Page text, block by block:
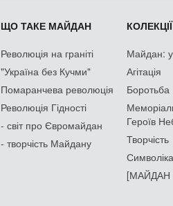
ЩО ТАКЕ МАЙДАН
Революція на граніті
"Україна без Кучми"
Помаранчева революція
Революція Гідності
- світ про Євромайдан
- творчість Майдану
КОЛЕКЦІЇ
Майдан:
Агітація
Боротьба
Героїв
Творчість
Символіка
[МАЙДАН